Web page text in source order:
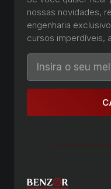
nossas novidades,
engenharia
cursos imperdíveis,